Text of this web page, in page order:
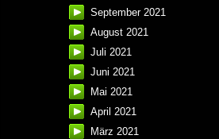
September 2021
August 2021
Juli 2021
Juni 2021
Mai 2021
April 2021
März 2021